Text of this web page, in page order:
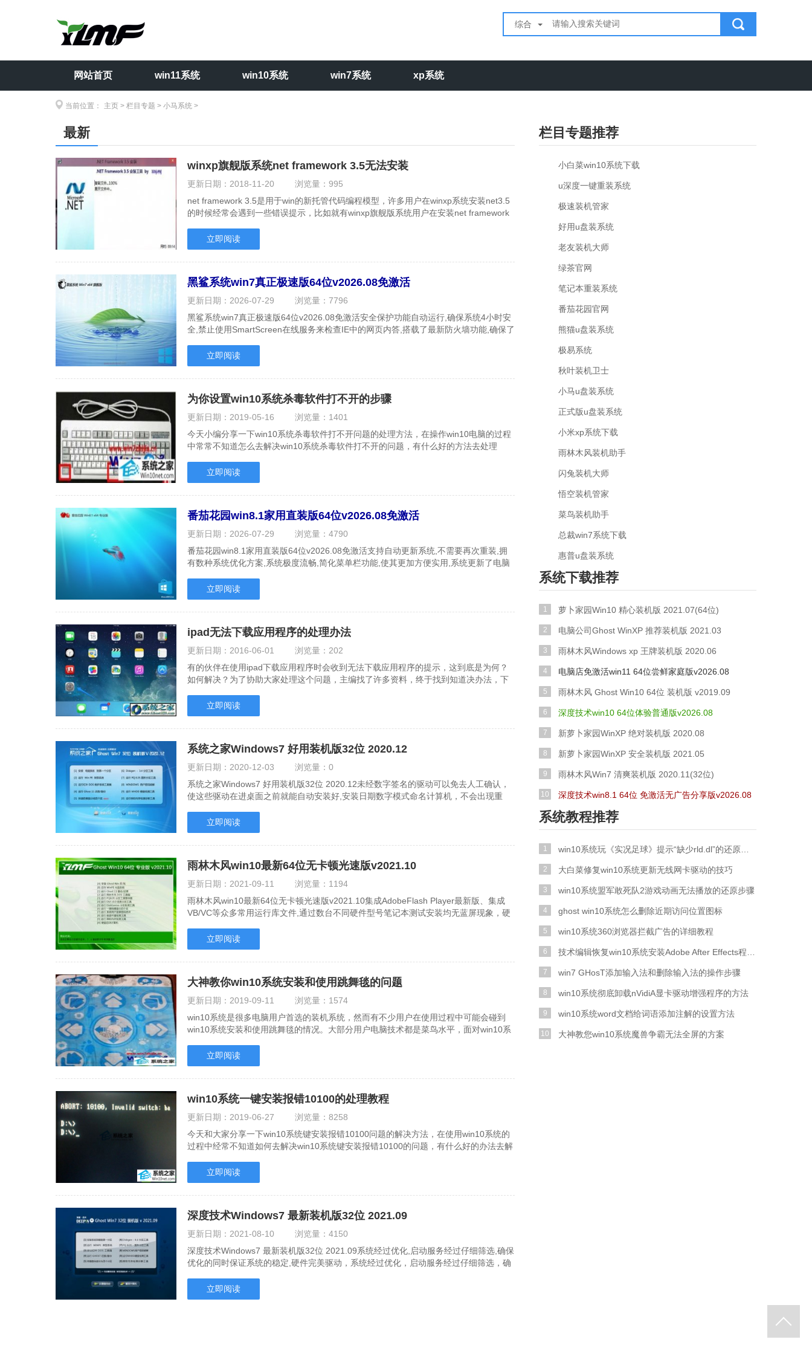
综合
网站首页 win11系统 win10系统 win7系统 xp系统
当前位置： 主页 > 栏目专题 > 小马系统 >
最新
winxp旗舰版系统net framework 3.5无法安装
更新日期： 2018-11-20 浏览量： 995
net framework 3.5是用于win的新托管代码编程模型，许多用户在winxp系统安装net3.5
的时候经常会遇到一些错误提示，比如就有winxp旗舰版系统用户在安装net framework
立即阅读
黑鲨系统win7真正极速版64位v2026.08免激活
更新日期： 2026-07-29 浏览量： 7796
黑鲨系统win7真正极速版64位v2026.08免激活安全保护功能自动运行,确保系统4小时安
全,禁止使用SmartScreen在线服务来检查IE中的网页内答,搭载了最新防火墙功能,确保了
立即阅读
为你设置win10系统杀毒软件打不开的步骤
更新日期： 2019-05-16 浏览量： 1401
今天小编分享一下win10系统杀毒软件打不开问题的处理方法，在操作win10电脑的过程
中常常不知道怎么去解决win10系统杀毒软件打不开的问题，有什么好的方法去处理
立即阅读
番茄花园win8.1家用直装版64位v2026.08免激活
更新日期： 2026-07-29 浏览量： 4790
番茄花园win8.1家用直装版64位v2026.08免激活支持自动更新系统,不需要再次重装,拥
有数种系统优化方案,系统极度流畅,简化菜单栏功能,使其更加方便实用,系统更新了电脑
立即阅读
ipad无法下载应用程序的处理办法
更新日期： 2016-06-01 浏览量： 202
有的伙伴在使用ipad下载应用程序时会收到无法下载应用程序的提示，这到底是为何？
如何解决？为了协助大家处理这个问题，主编找了许多资料，终于找到知道决办法，下
立即阅读
系统之家Windows7 好用装机版32位 2020.12
更新日期： 2020-12-03 浏览量： 0
系统之家Windows7 好用装机版32位 2020.12未经数字签名的驱动可以免去人工确认，
使这些驱动在进桌面之前就能自动安装好,安装日期数字模式命名计算机，不会出现重
立即阅读
雨林木风win10最新64位无卡顿光速版v2021.10
更新日期： 2021-09-11 浏览量： 1194
雨林木风win10最新64位无卡顿光速版v2021.10集成AdobeFlash Player最新版、集成
VB/VC等众多常用运行库文件,通过数台不同硬件型号笔记本测试安装均无蓝屏现象，硬
立即阅读
大神教你win10系统安装和使用跳舞毯的问题
更新日期： 2019-09-11 浏览量： 1574
win10系统是很多电脑用户首选的装机系统，然而有不少用户在使用过程中可能会碰到
win10系统安装和使用跳舞毯的情况。大部分用户电脑技术都是菜鸟水平，面对win10系
立即阅读
win10系统一键安装报错10100的处理教程
更新日期： 2019-06-27 浏览量： 8258
今天和大家分享一下win10系统键安装报错10100问题的解决方法，在使用win10系统的
过程中经常不知道如何去解决win10系统键安装报错10100的问题，有什么好的办法去解
立即阅读
深度技术Windows7 最新装机版32位 2021.09
更新日期： 2021-08-10 浏览量： 4150
深度技术Windows7 最新装机版32位 2021.09系统经过优化,启动服务经过仔细筛选,确保
优化的同时保证系统的稳定,硬件完美驱动，系统经过优化，启动服务经过仔细筛选，确
立即阅读
栏目专题推荐
小白菜win10系统下载
u深度一键重装系统
极速装机管家
好用u盘装系统
老友装机大师
绿茶官网
笔记本重装系统
番茄花园官网
熊猫u盘装系统
极易系统
秋叶装机卫士
小马u盘装系统
正式版u盘装系统
小米xp系统下载
雨林木风装机助手
闪兔装机大师
悟空装机管家
菜鸟装机助手
总裁win7系统下载
惠普u盘装系统
系统下载推荐
1 萝卜家园Win10 精心装机版 2021.07(64位)
2 电脑公司Ghost WinXP 推荐装机版 2021.03
3 雨林木风Windows xp 王牌装机版 2020.06
4 电脑店免激活win11 64位尝鲜家庭版v2026.08
5 雨林木风 Ghost Win10 64位 装机版 v2019.09
6 深度技术win10 64位体验普通版v2026.08
7 新萝卜家园WinXP 绝对装机版 2020.08
8 新萝卜家园WinXP 安全装机版 2021.05
9 雨林木风Win7 清爽装机版 2020.11(32位)
10 深度技术win8.1 64位 免激活无广告分享版v2026.08
系统教程推荐
1 win10系统玩《实况足球》提示“缺少rld.dl”的还原步骤
2 大白菜修复win10系统更新无线网卡驱动的技巧
3 win10系统盟军敢死队2游戏动画无法播放的还原步骤
4 ghost win10系统怎么删除近期访问位置图标
5 win10系统360浏览器拦截广告的详细教程
6 技术编辑恢复win10系统安装Adobe After Effects程序失败的问题
7 win7 GHosT添加输入法和删除输入法的操作步骤
8 win10系统彻底卸载nVidiA显卡驱动增强程序的方法
9 win10系统word文档给词语添加注解的设置方法
10 大神教您win10系统魔兽争霸无法全屏的方案